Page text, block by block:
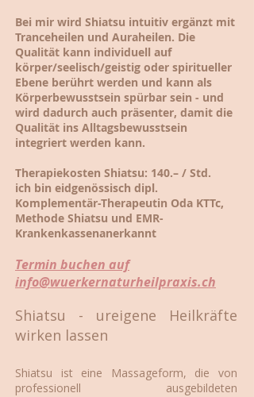
Bei mir wird Shiatsu intuitiv ergänzt mit
Tranceheilen und Auraheilen. Die
Qualität kann individuell auf
körper/seelisch/geistig oder spiritueller
Ebene berührt werden und kann als
Körperbewusstsein spürbar sein - und
wird dadurch auch präsenter, damit die
Qualität ins Alltagsbewusstsein
integriert werden kann.
Therapiekosten Shiatsu: 140.– / Std.
ich bin eidgenössisch dipl.
Komplementär-Therapeutin Oda KTTc,
Methode Shiatsu und EMR-
Krankenkassenanerkannt
Termin buchen auf
info@wuerkernaturheilpraxis.ch
Shiatsu - ureigene Heilkräfte
wirken lassen
Shiatsu ist eine Massageform, die von
professionell ausgebildeten